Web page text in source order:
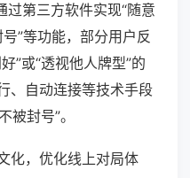
第三方软件实现“随意
”等功能，部分用户反
”或“透视他人牌型”的
、自动连接等技术手段
被封号”。
化，优化线上对局体